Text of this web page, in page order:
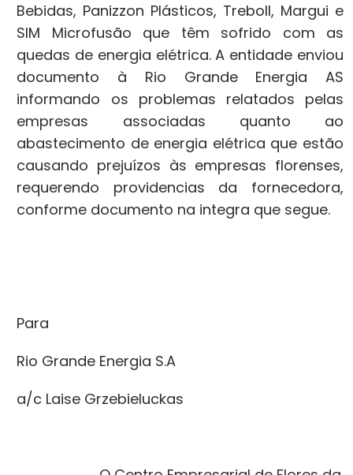
Bebidas, Panizzon Plásticos, Treboll, Margui e
SIM Microfusão que têm sofrido com as
quedas de energia elétrica. A entidade enviou
documento à Rio Grande Energia AS
informando os problemas relatados pelas
empresas associadas quanto ao
abastecimento de energia elétrica que estão
causando prejuízos às empresas florenses,
requerendo providencias da fornecedora,
conforme documento na integra que segue.
Para
Rio Grande Energia S.A
a/c Laise Grzebieluckas